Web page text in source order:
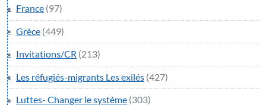
France (97)
Grèce (449)
Invitations/CR (213)
Les réfugiés-migrants Les exilés (427)
Luttes- Changer le système (303)